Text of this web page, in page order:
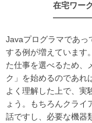
在宅ワー
Javaプログラマであっ
する例が増えています
た仕事を選べるため、
ク」を始めるのであれ
よく理解した上で、実
ょう。もちろんクライ
話ですし、必要な機器